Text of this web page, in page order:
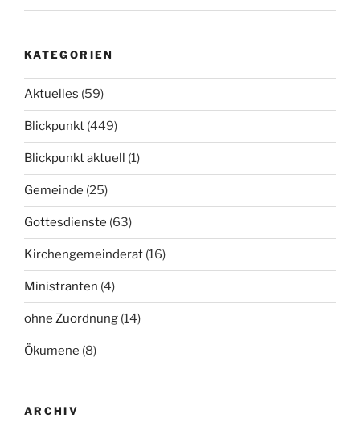
KATEGORIEN
Aktuelles (59)
Blickpunkt (449)
Blickpunkt aktuell (1)
Gemeinde (25)
Gottesdienste (63)
Kirchengemeinderat (16)
Ministranten (4)
ohne Zuordnung (14)
Ökumene (8)
ARCHIV